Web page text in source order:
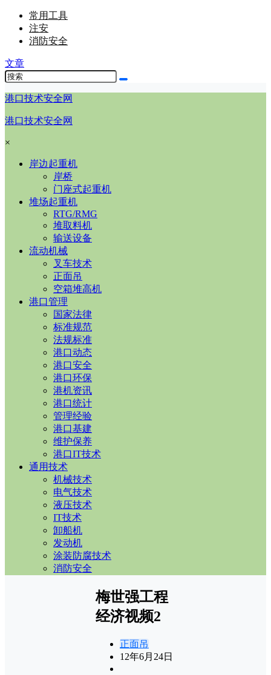
常用工具
注安
消防安全
文章
港口技术安全网
港口技术安全网
×
岸边起重机
岸桥
门座式起重机
堆场起重机
RTG/RMG
堆取料机
输送设备
流动机械
叉车技术
正面吊
空箱堆高机
港口管理
国家法律
标准规范
法规标准
港口动态
港口安全
港口环保
港机资讯
港口统计
管理经验
港口基建
维护保养
港口IT技术
通用技术
机械技术
电气技术
液压技术
IT技术
卸船机
发动机
涂装防腐技术
消防安全
梅世强工程
经济视频2
正面吊
12年6月24日